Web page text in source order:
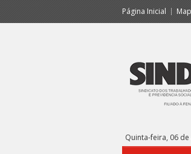
Página Inicial
Quinta-feira, 06